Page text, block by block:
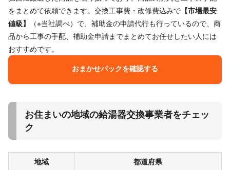
をまとめて依頼できます。交換工事費・改修費込みで 【市場最安
値級】
（※当社調べ）で、補助金の申請代行も行っているので、商
品から工事の手配、補助金申請までまとめてお任せしたい人には
おすすめです。
おまかせパックを確認する
お住まいの地域の給湯器交換事業者をチェッ
ク
地域 都道府県